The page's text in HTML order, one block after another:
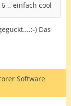
.. einfach cool
) Das
Software